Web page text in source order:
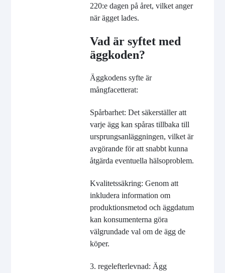
220:e dagen på året, vilket anger
när ägget lades.
Vad är syftet med
äggkoden?
Äggkodens syfte är
mångfacetterat:
Spårbarhet: Det säkerställer att
varje ägg kan spåras tillbaka till
ursprungsanläggningen, vilket är
avgörande för att snabbt kunna
åtgärda eventuella hälsoproblem.
Kvalitetssäkring: Genom att
inkludera information om
produktionsmetod och äggdatum
kan konsumenterna göra
välgrundade val om de ägg de
köper.
3. regelefterlevnad: Ägg